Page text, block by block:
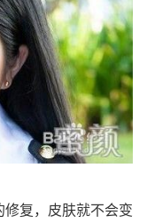
复，皮肤就不会变